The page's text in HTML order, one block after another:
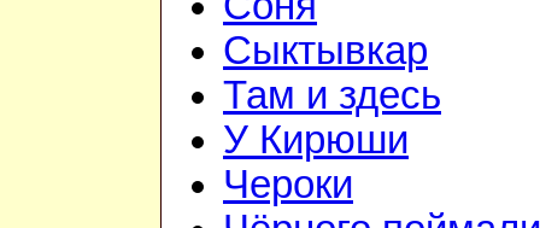
Сыктывкар
Там и здесь
У Кирюши
Чероки